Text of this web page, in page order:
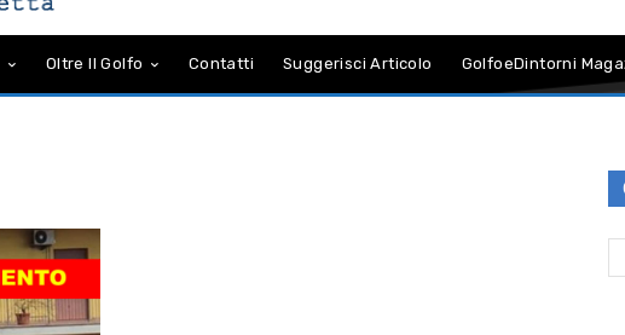
Oltre Il Golfo Contatti Suggerisci Articolo GolfoeDintorni